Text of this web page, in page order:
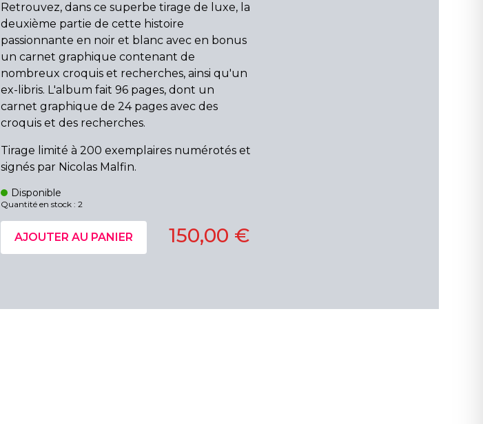
Retrouvez, dans ce superbe tirage de luxe, la
deuxième partie de cette histoire
passionnante en noir et blanc avec en bonus
un carnet graphique contenant de
nombreux croquis et recherches, ainsi qu'un
ex-libris. L'album fait 96 pages, dont un
carnet graphique de 24 pages avec des
croquis et des recherches.
Tirage limité à 200 exemplaires numérotés et
signés par Nicolas Malfin.
Disponible
Quantité en stock : 2
150,00 €
AJOUTER AU PANIER